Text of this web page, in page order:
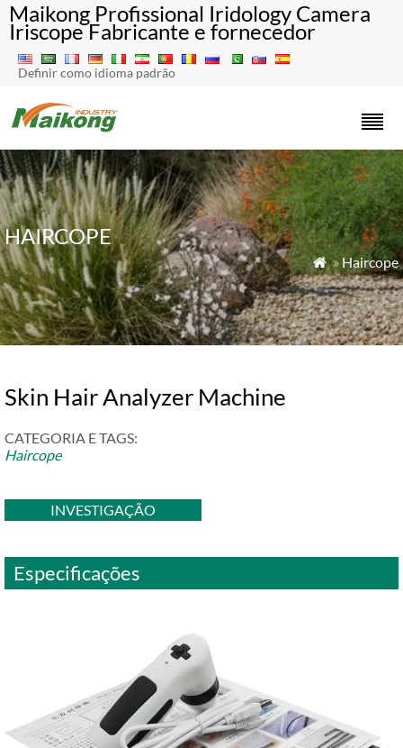
Maikong Profissional Iridology Camera
Iriscope Fabricante e fornecedor
Definir como idioma padrão
HAIRCOPE
 »Haircope
Skin Hair Analyzer Machine
CATEGORIA E TAGS:
Haircope
INVESTIGAÇÃO
Especificações